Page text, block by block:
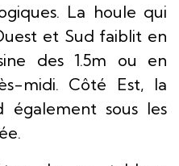
La houle qui
et Sud faiblit en
des 1.5m ou en
midi. Côté Est, la
également sous les